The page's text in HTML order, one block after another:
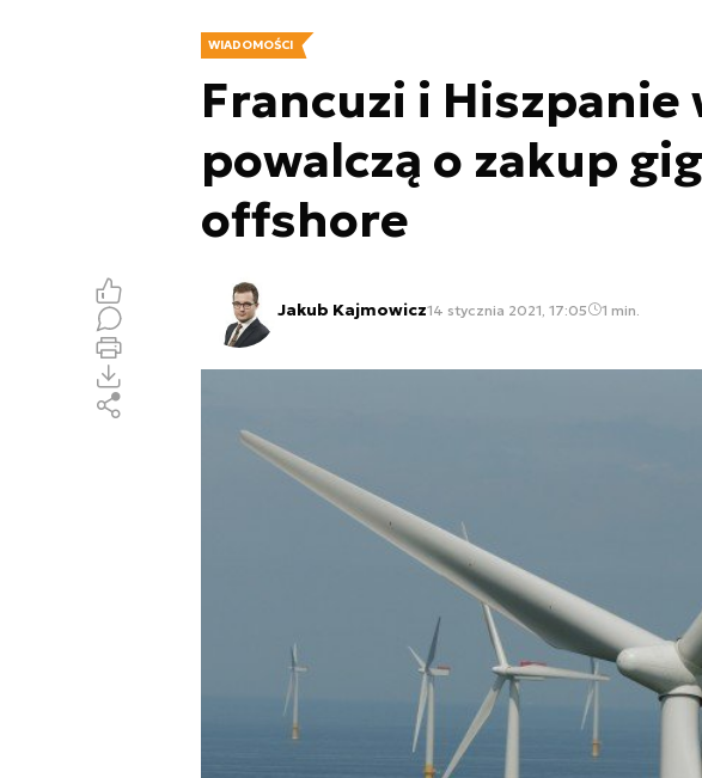
WIADOMOŚCI
Francuzi i Hiszpanie
powalczą o zakup
offshore
Jakub Kajmowicz14 stycznia 2021, 17:05 1 min.